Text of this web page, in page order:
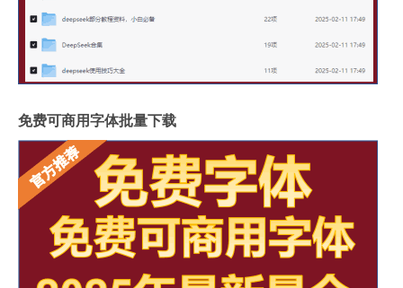
免费可商用字体批量下载